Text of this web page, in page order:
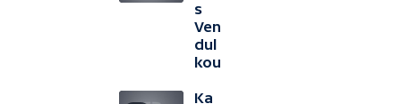
s
Ven
dul
kou
Ka